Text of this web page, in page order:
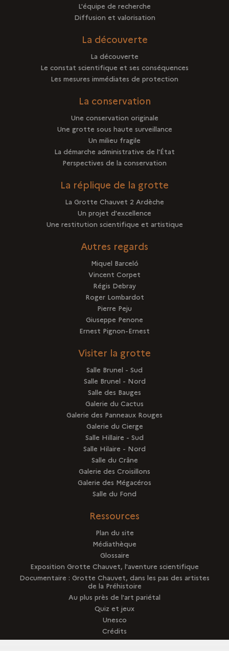
L'équipe de recherche
Diffusion et valorisation
La découverte
La découverte
Le constat scientifique et ses conséquences
Les mesures immédiates de protection
La conservation
Une conservation originale
Une grotte sous haute surveillance
Un milieu fragile
La démarche administrative de l'État
Perspectives de la conservation
La réplique de la grotte
La Grotte Chauvet 2 Ardèche
Un projet d'excellence
Une restitution scientifique et artistique
Autres regards
Miquel Barceló
Vincent Corpet
Régis Debray
Roger Lombardot
Pierre Peju
Giuseppe Penone
Ernest Pignon-Ernest
Visiter la grotte
Salle Brunel - Sud
Salle Brunel - Nord
Salle des Bauges
Galerie du Cactus
Galerie des Panneaux Rouges
Galerie du Cierge
Salle Hillaire - Sud
Salle Hilaire - Nord
Salle du Crâne
Galerie des Croisillons
Galerie des Mégacéros
Salle du Fond
Ressources
Plan du site
Médiathèque
Glossaire
Exposition Grotte Chauvet, l'aventure scientifique
Documentaire : Grotte Chauvet, dans les pas des artistes
de la Préhistoire
Au plus près de l'art pariétal
Quiz et jeux
Unesco
Crédits
Presse